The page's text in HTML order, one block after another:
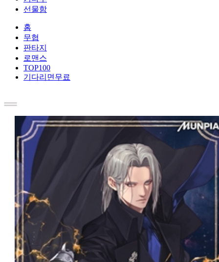
선물함
홈
무협
판타지
로맨스
TOP100
기다리면무료